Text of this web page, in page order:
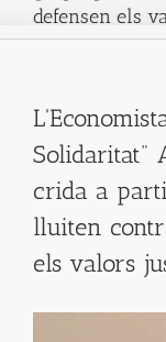
defensen els
Solidaritat"
crida a
lluiten
els valors